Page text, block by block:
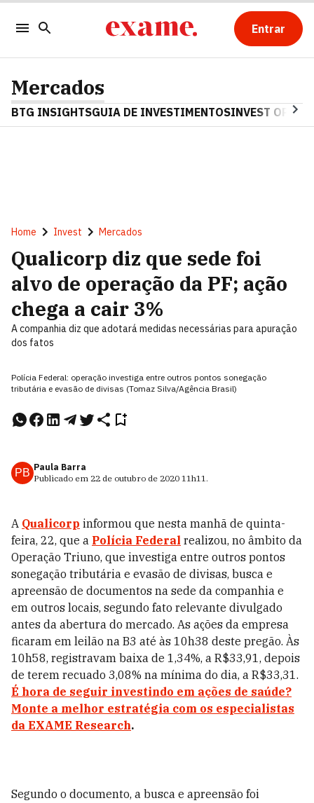
Entrar
Mercados
BTG INSIGHTSGUIA DE INVESTIMENTOSINVEST OPINA
Home Invest Mercados
Qualicorp diz que sede foi
alvo de operação da PF; ação
chega a cair 3%
A companhia diz que adotará medidas necessárias para apuração
dos fatos
Polícia Federal: operação investiga entre outros pontos sonegação
tributária e evasão de divisas (Tomaz Silva/Agência Brasil)
PB Paula Barra
Publicado em 22 de outubro de 2020 11h11.
A Qualicorp informou que nesta manhã de quinta-
feira, 22, que a Polícia Federal realizou, no âmbito da
Operação Triuno, que investiga entre outros pontos
sonegação tributária e evasão de divisas, busca e
apreensão de documentos na sede da companhia e
em outros locais, segundo fato relevante divulgado
antes da abertura do mercado. As ações da empresa
ficaram em leilão na B3 até às 10h38 deste pregão. Às
10h58, registravam baixa de 1,34%, a R$33,91, depois
de terem recuado 3,08% na mínima do dia, a R$33,31.
É hora de seguir investindo em ações de saúde?
Monte a melhor estratégia com os especialistas
da EXAME Research.
Segundo o documento, a busca e apreensão foi